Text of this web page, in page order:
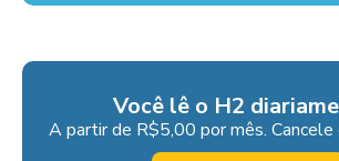
Você lê o H2
A partir de R$5,00 por mês. Cancele